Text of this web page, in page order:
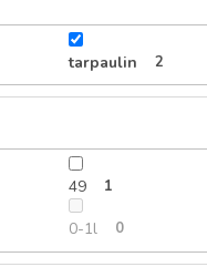
tarpaulin 2
49 1
0-1l 0